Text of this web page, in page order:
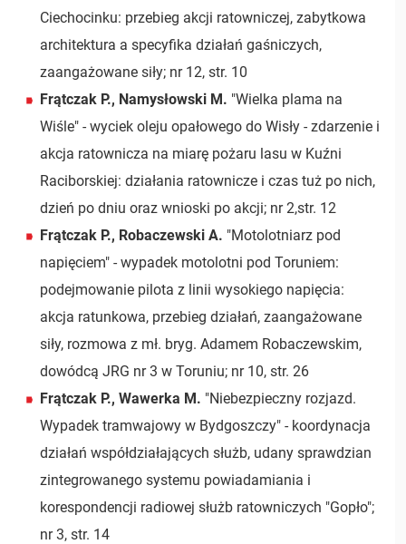
Ciechocinku: przebieg akcji ratowniczej, zabytkowa
architektura a specyfika działań gaśniczych,
zaangażowane siły; nr 12, str. 10
Frątczak P., Namysłowski M. "Wielka plama na
Wiśle" - wyciek oleju opałowego do Wisły - zdarzenie i
akcja ratownicza na miarę pożaru lasu w Kuźni
Raciborskiej: działania ratownicze i czas tuż po nich,
dzień po dniu oraz wnioski po akcji; nr 2,str. 12
Frątczak P., Robaczewski A. "Motolotniarz pod
napięciem" - wypadek motolotni pod Toruniem:
podejmowanie pilota z linii wysokiego napięcia:
akcja ratunkowa, przebieg działań, zaangażowane
siły, rozmowa z mł. bryg. Adamem Robaczewskim,
dowódcą JRG nr 3 w Toruniu; nr 10, str. 26
Frątczak P., Wawerka M. "Niebezpieczny rozjazd.
Wypadek tramwajowy w Bydgoszczy" - koordynacja
działań współdziałających służb, udany sprawdzian
zintegrowanego systemu powiadamiania i
korespondencji radiowej służb ratowniczych "Gopło";
nr 3, str. 14